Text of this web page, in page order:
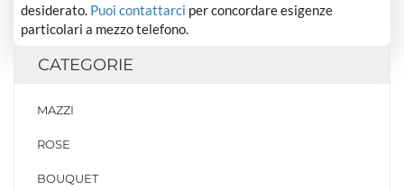
desiderato. Puoi contattarci per concordare esigenze
particolari a mezzo telefono.
CATEGORIE
MAZZI
ROSE
BOUQUET